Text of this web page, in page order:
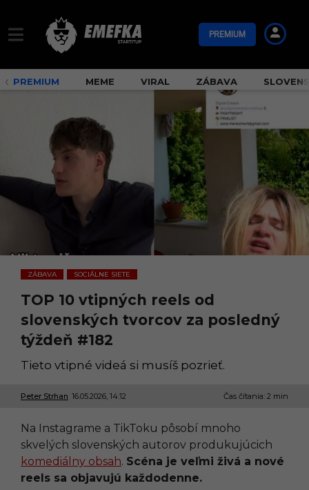
PREMIUM
PREMIUM MEME VIRAL ZÁBAVA
ZÁBAVA
,
SOCIÁLNE SIETE
TOP 10 vtipných reels od
slovenských tvorcov za posledný
týždeň #182
Tieto vtipné videá si musíš pozrieť.
Peter Strhan 16.05.2026, 14:12
1
0
5
.
2
0
2
Čas čítania: 2 min
Na Instagrame a TikToku pôsobí mnoho
skvelých slovenských autorov produkujúcich
komediálny obsah. Scéna je veľmi živá a nové
reels sa objavujú každodenne.